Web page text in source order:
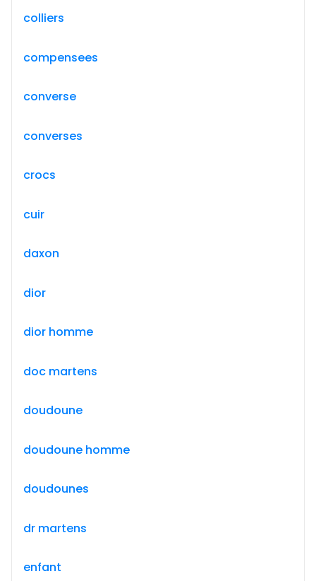
colliers
compensees
converse
converses
crocs
cuir
daxon
dior
dior homme
doc martens
doudoune
doudoune homme
doudounes
dr martens
enfant